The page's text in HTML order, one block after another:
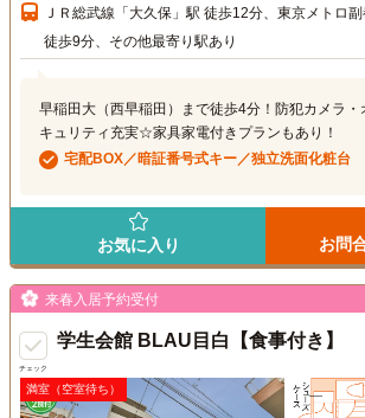
ＪＲ総武線「大久保」駅 徒歩12分、東京メトロ
徒歩9分、その他最寄り駅あり
早稲田大（西早稲田）まで徒歩4分！防犯カメラ・
キュリティ充実☆家具家電付きプランもあり！
宅配BOX／暗証番号式キー／独立洗面化粧台
お気に入り お問
チェック
来春入居予約受付
学生会館 BLAU目白【食事付き】
満室（空室待ち）